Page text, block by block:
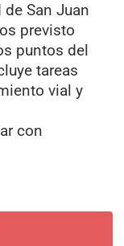
San Juan
previsto
puntos del
tareas
vial y
con